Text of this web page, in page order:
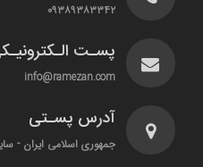
۰۹۳۸۹۳۸۳۳۴۲
پسـت
info@ramezan.com
آدرس پسـتی
جمهوری اسلامی ایران -